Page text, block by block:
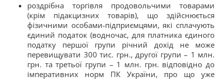
роздрібна торгівля продовольчими товарами
(крім підакцизних товарів), що здійснюється
фізичними особами-підприємцями, які сплачують
єдиний податок (водночас, для платника єдиного
податку першої групи річний дохід не може
перевищувати 300 тис. грн., другої групи – 1 млн.
грн. та третьої групи – 1 млн. грн. відповідно до
імперативних норм ПК України, про що уже